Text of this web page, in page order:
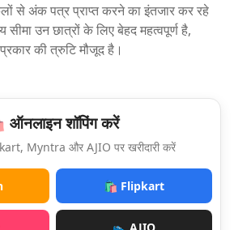
से अंक पत्र प्राप्त करने का इंतजार कर रहे
उन छात्रों के लिए बेहद महत्वपूर्ण है,
की त्रुटि मौजूद है।
शॉपिंग करें
Myntra और AJIO पर खरीदारी करें
🛍️ Flipkart